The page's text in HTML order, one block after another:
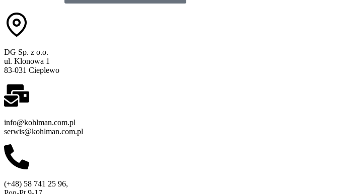
DG Sp. z o.o.
ul. Klonowa 1
83-031 Cieplewo
info@kohlman.com.pl
serwis@kohlman.com.pl
(+48) 58 741 25 96,